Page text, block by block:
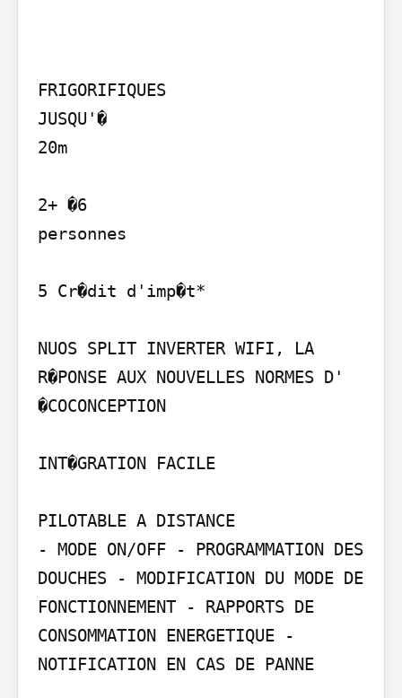
FRIGORIFIQUES
JUSQU'�
20m
2+ �6
personnes
5 Cr�dit d'imp�t*
NUOS SPLIT INVERTER WIFI, LA
R�PONSE AUX NOUVELLES NORMES D'
�COCONCEPTION
INT�GRATION FACILE
PILOTABLE A DISTANCE
- MODE ON/OFF - PROGRAMMATION DES
DOUCHES - MODIFICATION DU MODE DE
FONCTIONNEMENT - RAPPORTS DE
CONSOMMATION ENERGETIQUE -
NOTIFICATION EN CAS DE PANNE